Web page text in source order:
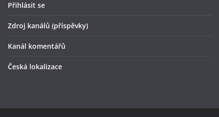
Přihlásit se
Zdroj kanálů (příspěvky)
Kanál komentářů
Česká lokalizace